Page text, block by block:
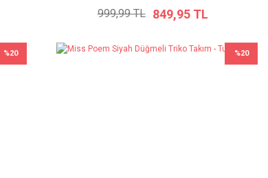
999,99 TL 849,95 TL
%20 %20